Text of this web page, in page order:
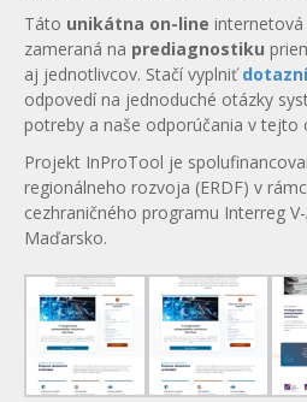
Táto unikátna on-line
zameraná na prediagnostiku
aj jednotlivcov. Stačí vyplniť
odpovedí na jednoduché otázky
potreby a naše odporúčania v tejto
Projekt InProTool je
regionálneho rozvoja (ERDF) v
cezhraničného programu Interreg
Maďarsko.